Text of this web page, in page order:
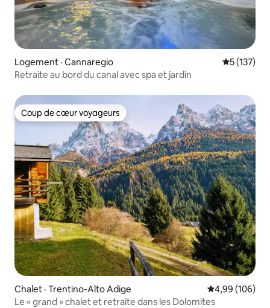
Logement · Cannaregio Note
5 (137)
Retraite au bord du canal avec spa et jardin
Coup de cœur voyageurs
Coup de cœur voyageurs
Chalet · Trentino-Alto Adige Note
4,99 (106)
Le « grand » chalet et retraite dans les Dolomites